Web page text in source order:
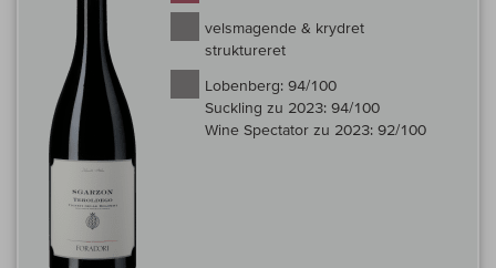
velsmagende & krydret
struktureret
Lobenberg: 94/100
Suckling zu 2023: 94/100
Wine Spectator zu 2023: 92/100